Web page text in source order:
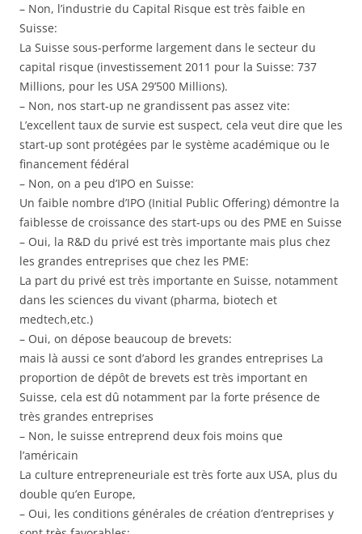
– Non, l’industrie du Capital Risque est très faible en
Suisse:
La Suisse sous-performe largement dans le secteur du
capital risque (investissement 2011 pour la Suisse: 737
Millions, pour les USA 29’500 Millions).
– Non, nos start-up ne grandissent pas assez vite:
L’excellent taux de survie est suspect, cela veut dire que les
start-up sont protégées par le système académique ou le
financement fédéral
– Non, on a peu d’IPO en Suisse:
Un faible nombre d’IPO (Initial Public Offering) démontre la
faiblesse de croissance des start-ups ou des PME en Suisse
– Oui, la R&D du privé est très importante mais plus chez
les grandes entreprises que chez les PME:
La part du privé est très importante en Suisse, notamment
dans les sciences du vivant (pharma, biotech et
medtech,etc.)
– Oui, on dépose beaucoup de brevets:
mais là aussi ce sont d’abord les grandes entreprises La
proportion de dépôt de brevets est très important en
Suisse, cela est dû notamment par la forte présence de
très grandes entreprises
– Non, le suisse entreprend deux fois moins que
l’américain
La culture entrepreneuriale est très forte aux USA, plus du
double qu’en Europe,
– Oui, les conditions générales de création d’entreprises y